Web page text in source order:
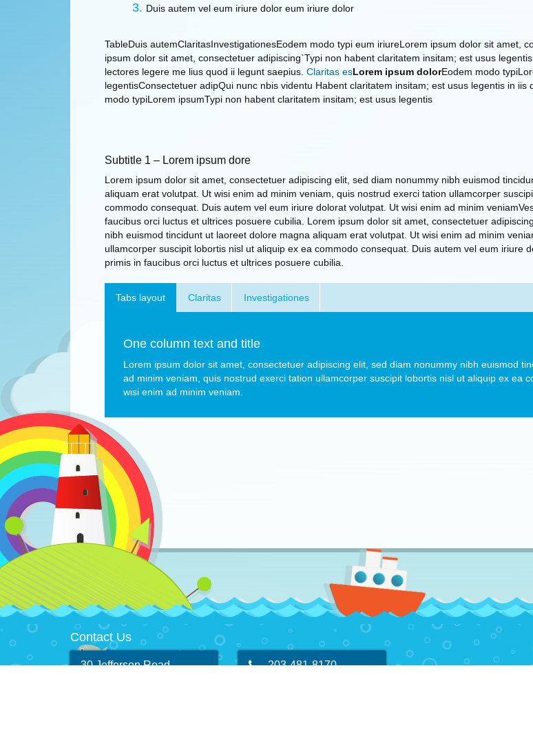
Duis autem vel eum iriure dolor eum iriure dolor
TableDuis autemClaritasInvestigationesEodem modo typi eum iriureLorem ipsum dolor sit amet,
ipsum dolor sit amet, consectetuer adipiscing`Typi non habent claritatem insitam; est usus
lectores legere me lius quod ii legunt saepius. Claritas esLorem ipsum dolorEodem modo
legentisConsectetuer adipQui nunc nbis videntu Habent claritatem insitam; est usus legentis in
modo typiLorem ipsumTypi non habent claritatem insitam; est usus legentis
Subtitle 1 – Lorem ipsum dore
Lorem ipsum dolor sit amet, consectetuer adipiscing elit, sed diam nonummy nibh euismod
aliquam erat volutpat. Ut wisi enim ad minim veniam, quis nostrud exerci tation ullamcorper
commodo consequat. Duis autem vel eum iriure dolorat volutpat. Ut wisi enim ad minim
faucibus orci luctus et ultrices posuere cubilia. Lorem ipsum dolor sit amet, consectetuer
nibh euismod tincidunt ut laoreet dolore magna aliquam erat volutpat. Ut wisi enim ad minim
ullamcorper suscipit lobortis nisl ut aliquip ex ea commodo consequat. Duis autem vel eum iriure
primis in faucibus orci luctus et ultrices posuere cubilia.
Tabs layout Claritas Investigationes
One column text and title
Lorem ipsum dolor sit amet, consectetuer adipiscing elit, sed diam nonummy nibh euismod
ad minim veniam, quis nostrud exerci tation ullamcorper suscipit lobortis nisl ut aliquip ex ea
wisi enim ad minim veniam.
Contact Us
30 Jefferson Road
203-481-8170